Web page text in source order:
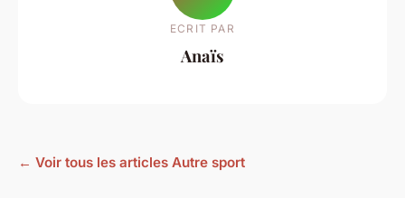
ECRIT PAR
Anaïs
← Voir tous les articles Autre sport